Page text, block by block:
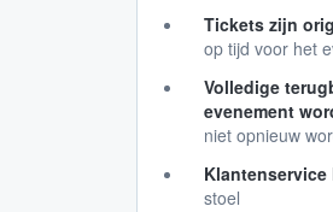
Tickets zijn
op tijd voor het
Volledige
evenement
niet opnieuw
Klantenservice
stoel